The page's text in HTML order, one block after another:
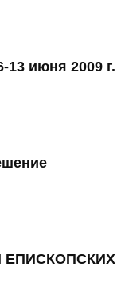
13 июня 2009 г.